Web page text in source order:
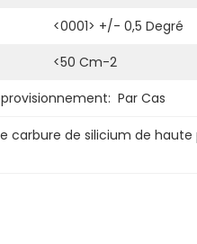
<0001> +/- 0,5 Degré
<50 Cm-2
Par Cas
carbure de silicium de haute